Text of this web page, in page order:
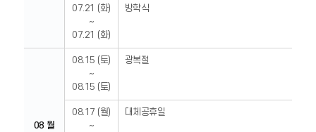
07.21 (화)
~
07.21 (화)
방학식
08 월
08.15 (토)
~
08.15 (토)
광복절
08.17 (월)
~
대체공휴일